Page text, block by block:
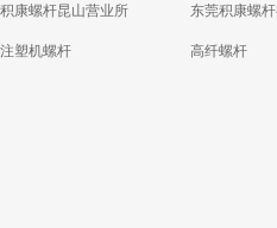
积康螺杆昆山营业所 东莞积康螺
注塑机螺杆 高纤螺杆